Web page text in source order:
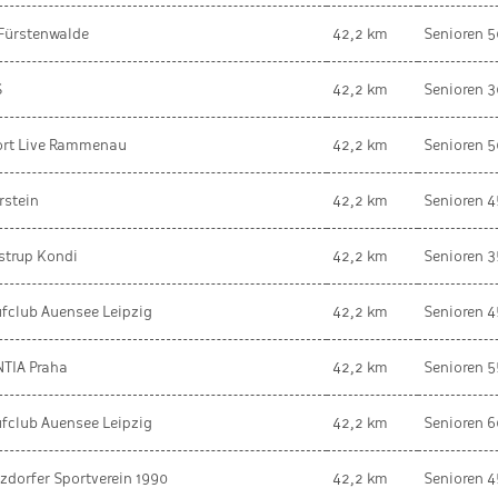
42,2 km Senioren
42,2 km Senioren
Live Rammenau 42,2 km Senioren
42,2 km Senioren
Kondi 42,2 km Senioren
Auensee Leipzig 42,2 km Senioren
Praha 42,2 km Senioren
Auensee Leipzig 42,2 km Senioren
Sportverein 1990 42,2 km Senioren